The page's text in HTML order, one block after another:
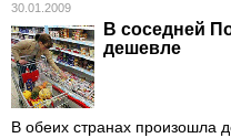
30.01.2009
В соседней
дешевле
В обеих странах произошла